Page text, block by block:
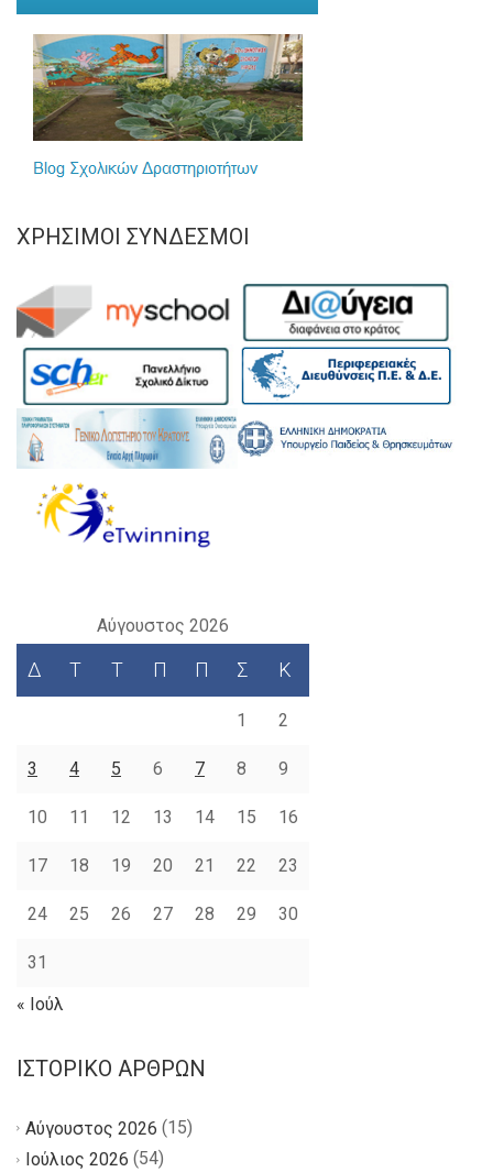
ΧΡΉΣΙΜΟΙ ΣΎΝΔΕΣΜΟΙ
Αύγουστος 2026
Δ Τ Τ Π Π Σ Κ
1 2
3 4 5 6 7 8 9
10 11 12 13 14 15 16
17 18 19 20 21 22 23
24 25 26 27 28 29 30
31
« Ιούλ
ΙΣΤΟΡΙΚΌ ΆΡΘΡΩΝ
Αύγουστος 2026 (15)
Ιούλιος 2026 (54)